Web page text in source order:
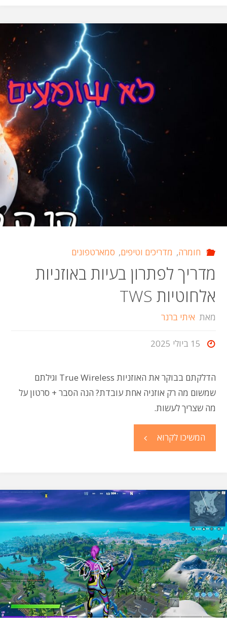
הרבה
יותר
למצוא
לשנת
2026)" חומרה, מדריכים וטיפים, סמארטפונים
מדריך לפתרון בעיות באוזניות
אלחוטיות TWS
מאת איתי ברנר
15 ביולי 2025
הדלקתם בבוקר את האוזניות True Wireless וגילתם
שמשום מה רק אוזניה אחת עובדת? הנה הסבר + סרטון על
מה שצריך לעשות.
המשיכו לקרוא"מדריך
בעיות
אלחוטיות
TWS"